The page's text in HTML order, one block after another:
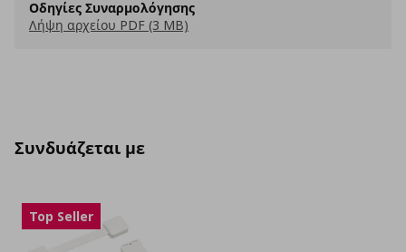
Οδηγίες Συναρμολόγησης
Λήψη αρχείου PDF (3 MB)
Συνδυάζεται με
Top Seller